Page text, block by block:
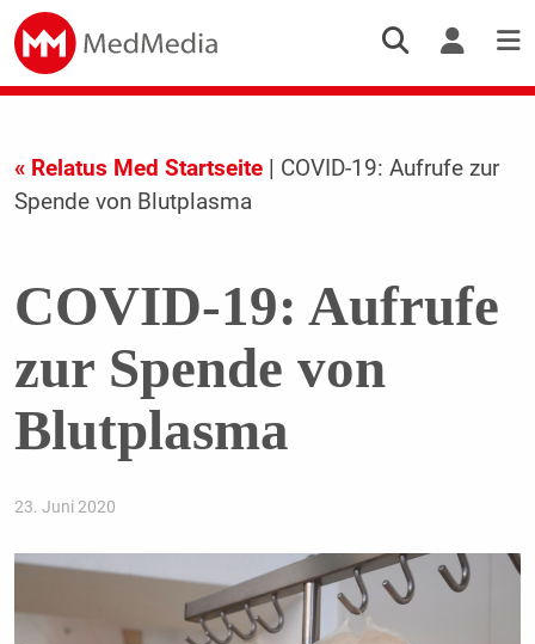
« Relatus Med Startseite| COVID-19: Aufrufe zur
Spende von Blutplasma
COVID-19: Aufrufe
zur Spende von
Blutplasma
23. Juni 2020